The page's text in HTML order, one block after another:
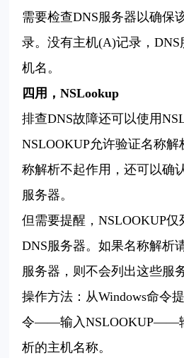
需要检查DNS服务器以确保
录。没有主机(A)记录，DNS
机名。
四用，NSLookup
排查DNS故障还可以使用
NSLOOKUP允许验证名称解
称解析不起作用，还可以确
服务器。
但需要提醒，NSLOOKUP仅
DNS服务器。如果名称解析
服务器，则不会列出这些服
操作方法：从Windows命令
令——输入NSLOOKUP——
析的主机名称。